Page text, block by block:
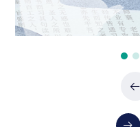
政府采购项目（
果公告
政府采购项目（